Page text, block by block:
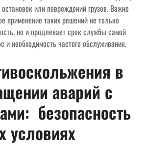
или повреждений грузов. Важно
применение таких решений не только
но и продлевает срок службы самой
и необходимость частого обслуживания.
в
аварий с
безопасность
условиях